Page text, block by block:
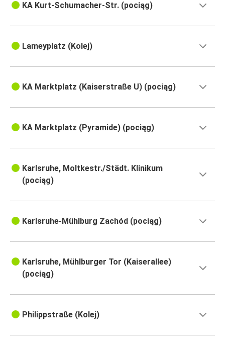
KA Kurt-Schumacher-Str. (pociąg)
Lameyplatz (Kolej)
KA Marktplatz (Kaiserstraße U) (pociąg)
KA Marktplatz (Pyramide) (pociąg)
Karlsruhe, Moltkestr./Städt. Klinikum
(pociąg)
Karlsruhe-Mühlburg Zachód (pociąg)
Karlsruhe, Mühlburger Tor (Kaiserallee)
(pociąg)
Philippstraße (Kolej)